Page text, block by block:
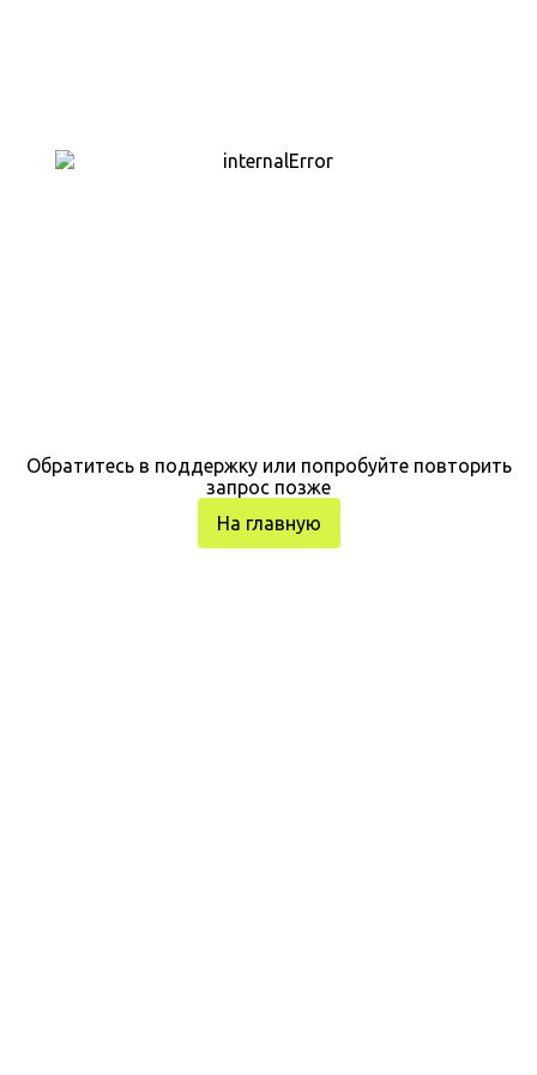
Обратитесь в поддержку или попробуйте повторить
запрос позже
На главную